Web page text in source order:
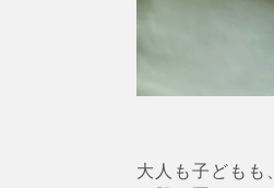
大人も子どもも